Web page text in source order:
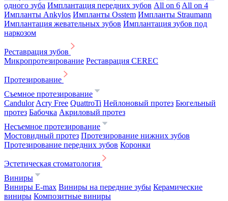
одного зуба Имплантация передних зубов All on 6 All on 4
Импланты Ankylos Импланты Osstem Импланты Straumann
Имплантация жевательных зубов Имплантация зубов под
наркозом
Реставрация зубов
Микропротезирование Реставрация CEREC
Протезирование
Съемное протезирование
Candulor Acry Free QuattroTi Нейлоновый протез Бюгельный
протез Бабочка Акриловый протез
Несъемное протезирование
Мостовидный протез Протезирование нижних зубов
Протезирование передних зубов Коронки
Эстетическая стоматология
Виниры
Виниры E-max Виниры на передние зубы Керамические
виниры Композитные виниры